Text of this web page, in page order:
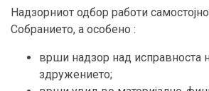
Надзорниот одбор работи
Собранието, а особено :
врши надзор над исправноста
здружението;